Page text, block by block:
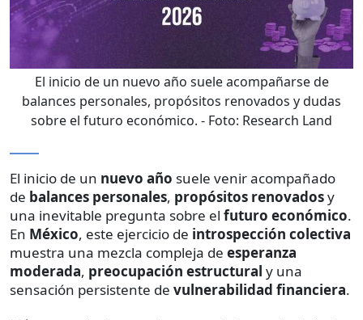
El inicio de un nuevo año suele acompañarse de
balances personales, propósitos renovados y dudas
sobre el futuro económico. - Foto: Research Land
El inicio de un nuevo año suele venir acompañado
de balances personales, propósitos renovadosy
una inevitable pregunta sobre el futuro económico.
En México, este ejercicio de introspección colectiva
muestra una mezcla compleja de esperanza
moderada, preocupación estructural y una
sensación persistente de vulnerabilidad financiera.